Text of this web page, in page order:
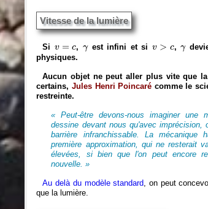
Vitesse de la lumière
Si v = c
v=c , γ
γest infini et si v > c
v>c ,γ
γ
physiques.
Aucun objet ne peut aller plus vite que
certains, Jules Henri Poincaré comme le
restreinte.
« Peut-être devons-nous imaginer une
dessine devant nous qu'avec
barrière infranchissable. La mécanique
première approximation, qui ne resterait
élevées, si bien que l'on peut encore
nouvelle. »
Au delà du modèle standard, on peut
que la lumière.